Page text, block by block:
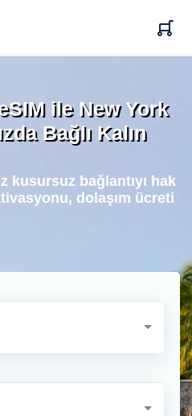
ile New York
Bağlı Kalın
kusursuz bağlantıyı hak
dolaşım ücreti